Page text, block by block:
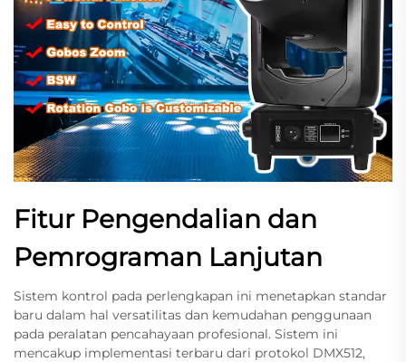
Fitur Pengendalian dan
Pemrograman Lanjutan
Sistem kontrol pada perlengkapan ini menetapkan standar
baru dalam hal versatilitas dan kemudahan penggunaan
pada peralatan pencahayaan profesional. Sistem ini
mencakup implementasi terbaru dari protokol DMX512,